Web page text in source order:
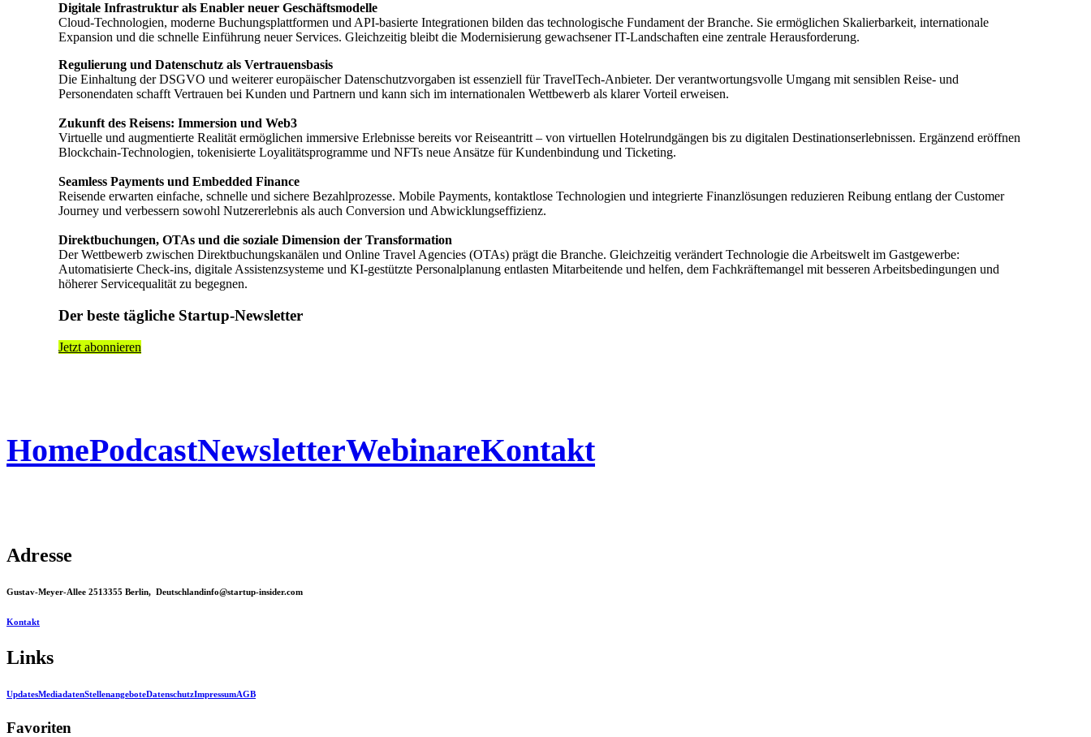
Digitale Infrastruktur als Enabler neuer Geschäftsmodelle
Cloud-Technologien, moderne Buchungsplattformen und API-basierte Integrationen bilden das technologische Fundament der Branche. Sie ermöglichen Skalierbarkeit, internationale
Expansion und die schnelle Einführung neuer Services. Gleichzeitig bleibt die Modernisierung gewachsener IT-Landschaften eine zentrale Herausforderung.
Regulierung und Datenschutz als Vertrauensbasis
Die Einhaltung der DSGVO und weiterer europäischer Datenschutzvorgaben ist essenziell für TravelTech-Anbieter. Der verantwortungsvolle Umgang mit sensiblen Reise- und
Personendaten schafft Vertrauen bei Kunden und Partnern und kann sich im internationalen Wettbewerb als klarer Vorteil erweisen.
Zukunft des Reisens: Immersion und Web3
Virtuelle und augmentierte Realität ermöglichen immersive Erlebnisse bereits vor Reiseantritt – von virtuellen Hotelrundgängen bis zu digitalen Destinationserlebnissen. Ergänzend eröffnen
Blockchain-Technologien, tokenisierte Loyalitätsprogramme und NFTs neue Ansätze für Kundenbindung und Ticketing.
Seamless Payments und Embedded Finance
Reisende erwarten einfache, schnelle und sichere Bezahlprozesse. Mobile Payments, kontaktlose Technologien und integrierte Finanzlösungen reduzieren Reibung entlang der Customer
Journey und verbessern sowohl Nutzererlebnis als auch Conversion und Abwicklungseffizienz.
Direktbuchungen, OTAs und die soziale Dimension der Transformation
Der Wettbewerb zwischen Direktbuchungskanälen und Online Travel Agencies (OTAs) prägt die Branche. Gleichzeitig verändert Technologie die Arbeitswelt im Gastgewerbe:
Automatisierte Check-ins, digitale Assistenzsysteme und KI-gestützte Personalplanung entlasten Mitarbeitende und helfen, dem Fachkräftemangel mit besseren Arbeitsbedingungen und
höherer Servicequalität zu begegnen.
Der beste tägliche Startup-Newsletter
Jetzt abonnieren
HomePodcastNewsletterWebinareKontakt
Adresse
Gustav-Meyer-Allee 2513355 Berlin, Deutschlandinfo@startup-insider.com
Kontakt
Links
UpdatesMediadatenStellenangeboteDatenschutzImpressumAGB
Favoriten